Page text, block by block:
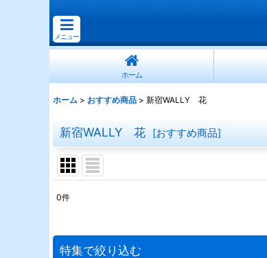
メニュー
ホーム
ホーム > おすすめ商品 > 新宿WALLY 花
新宿WALLY 花 [おすすめ商品]
並び順 :
0件
特集で絞り込む